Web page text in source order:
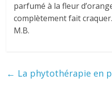
parfumé à la fleur
complètement fait craquer.
M.B.
← La phytothérapie en